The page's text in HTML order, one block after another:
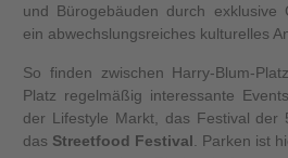
und Bürogebäuden durch exklusive
ein abwechslungsreiches kulturelles
So finden zwischen Harry-Blum-
Platz regelmäßig interessante
der Lifestyle Markt, das Festival der
das Streetfood Festival . Parken ist